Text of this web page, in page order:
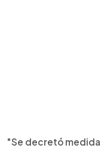
"Se decretó